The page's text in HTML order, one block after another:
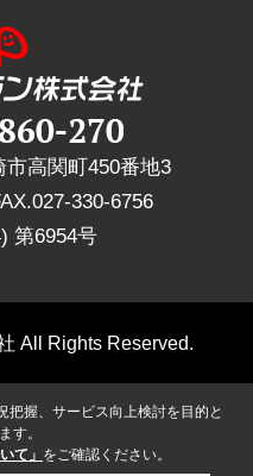
市高関町450番地3
027-330-6756
第6954号
All Rights Reserved.
把握、サービス向上検討を目的と
す。
て」 をご確認ください。